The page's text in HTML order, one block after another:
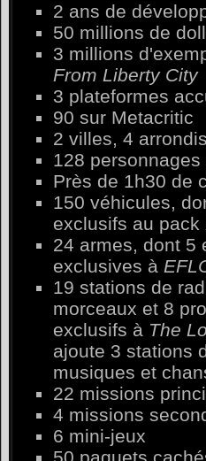
2 ans de
50 millions de
3 millions
From Liberty City
3 plateformes
90 sur Metacritic
2 villes, 4
128
Près de 1h30 de
150 véhicules,
exclusifs au pack
24 armes, dont 5
exclusives à
19 stations de
morceaux et 8
exclusifs à The
ajoute 3 stations
musiques et
22 missions
4 missions
6 mini-jeux